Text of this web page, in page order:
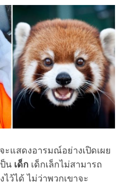
ะแสดงอารมณ์อย่างเปิดเผย
น เด็กเด็กเล็กไม่สามารถ
ว้ได้ ไม่ว่าพวกเขาจะ